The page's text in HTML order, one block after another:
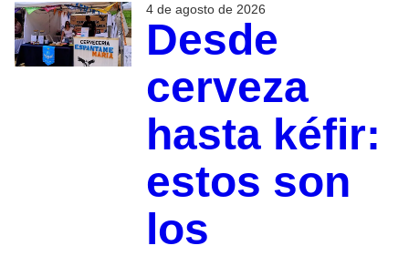
4 de agosto de 2026
Desde
cerveza
hasta kéfir:
estos son
los